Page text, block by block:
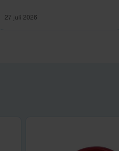
27 juli 2026